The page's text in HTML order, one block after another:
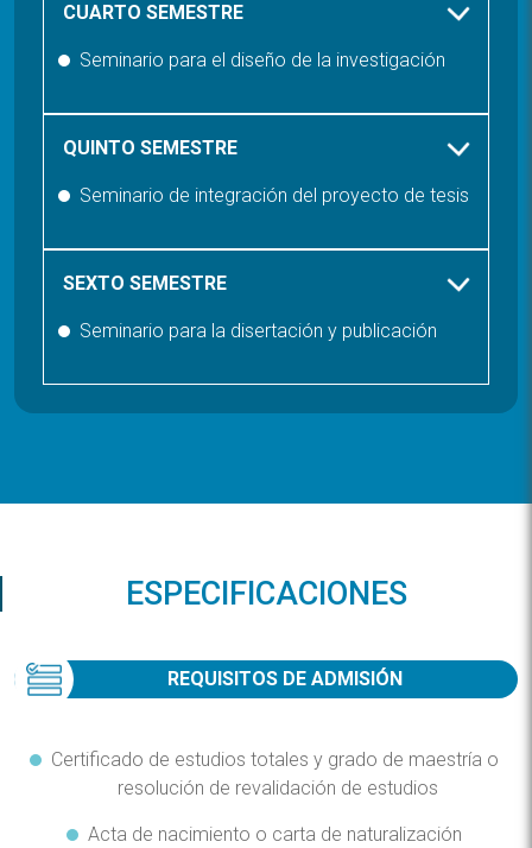
CUARTO SEMESTRE
Seminario para el diseño de la investigación
QUINTO SEMESTRE
Seminario de integración del proyecto de tesis
SEXTO SEMESTRE
Seminario para la disertación y publicación
ESPECIFICACIONES
REQUISITOS DE ADMISIÓN
Certificado de estudios totales y grado de maestría o
resolución de revalidación de estudios
Acta de nacimiento o carta de naturalización